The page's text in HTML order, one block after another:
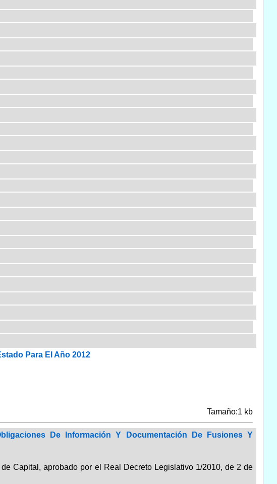
Para El Año 2012
Tamaño:1 kb
De Información Y Documentación De Fusiones Y
Capital, aprobado por el Real Decreto Legislativo 1/2010, de 2 de